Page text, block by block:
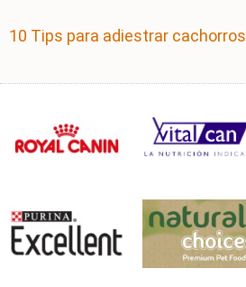
10 Tips para adiestrar cachorros